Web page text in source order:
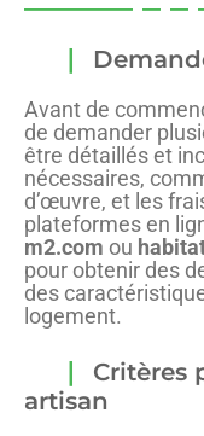
Avant de
de demander
être détaillés et
nécessaires,
d’œuvre, et les
plateformes en
m2.com ou
pour obtenir des
des
logement.
Critères
artisan